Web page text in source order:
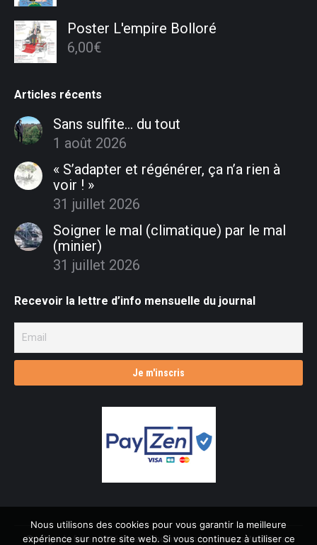
Poster L'empire Bolloré
6,00€
Articles récents
Sans sulfite… du tout
1 août 2026
« S’adapter et régénérer, ça n’a rien à
voir ! »
31 juillet 2026
Soigner le mal (climatique) par le mal
(minier)
31 juillet 2026
Recevoir la lettre d’info mensuelle du journal
© L'âge de faire - 2026 Dream-Theme — trulypremium WordPress
Nous utilisons des cookies pour vous garantir la meilleure
expérience sur notre site web. Si vous continuez à utiliser ce